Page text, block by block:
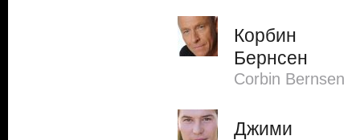
Корбин
Бернсен
Corbin Bernsen
Джими